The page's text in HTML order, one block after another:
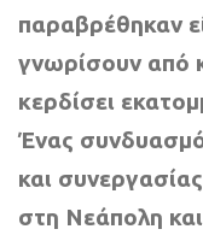
παραβρέθηκαν
γνωρίσουν από
κερδίσει
Ένας
και
στη Νεάπολη